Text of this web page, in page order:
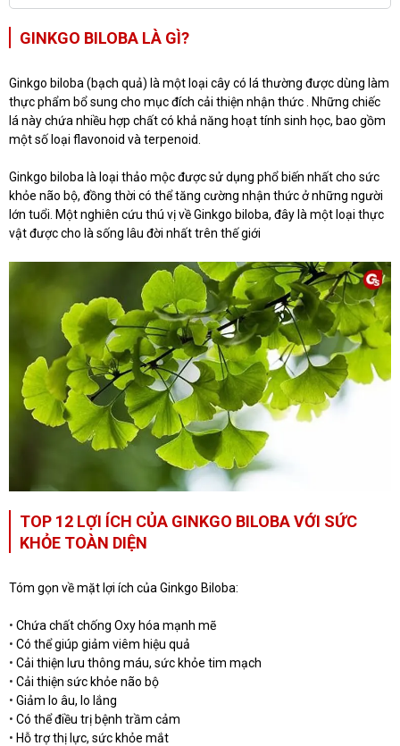
GINKGO BILOBA LÀ GÌ?
Ginkgo biloba (bạch quả) là một loại cây có lá thường được dùng làm
thực phẩm bổ sung cho mục đích cải thiện nhận thức . Những chiếc
lá này chứa nhiều hợp chất có khả năng hoạt tính sinh học, bao gồm
một số loại flavonoid và terpenoid.
Ginkgo biloba là loại thảo mộc được sử dụng phổ biến nhất cho sức
khỏe não bộ, đồng thời có thể tăng cường nhận thức ở những người
lớn tuổi. Một nghiên cứu thú vị về Ginkgo biloba, đây là một loại thực
vật được cho là sống lâu đời nhất trên thế giới
TOP 12 LỢI ÍCH CỦA GINKGO BILOBA VỚI SỨC
KHỎE TOÀN DIỆN
Tóm gọn về mặt lợi ích của Ginkgo Biloba:
• Chứa chất chống Oxy hóa mạnh mẽ
• Có thể giúp giảm viêm hiệu quả
• Cải thiện lưu thông máu, sức khỏe tim mạch
• Cải thiện sức khỏe não bộ
• Giảm lo âu, lo lắng
• Có thể điều trị bệnh trầm cảm
• Hỗ trợ thị lực, sức khỏe mắt